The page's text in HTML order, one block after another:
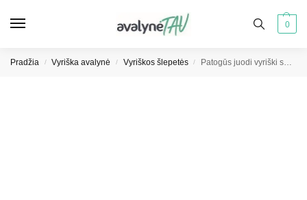
0
Pradžia / Vyriška avalynė / Vyriškos šlepetės / Patogūs juodi vyriški sandalai su velcro užtrauktukais